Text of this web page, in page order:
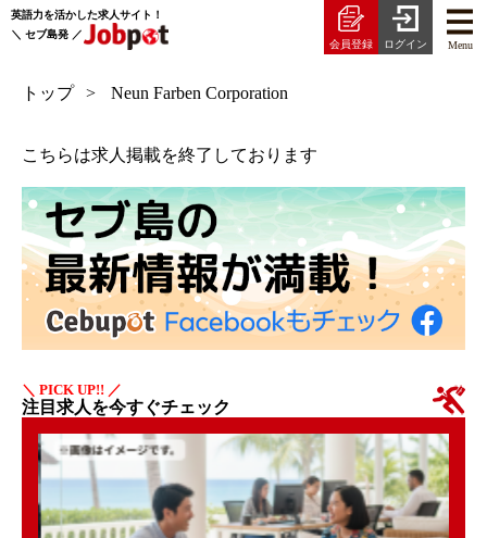
＼ セブ島発 ／
英語力を活かした求人サイト！
Menu
会員登録 ログイン
トップ Neun Farben Corporation
こちらは求人掲載を終了しております
＼ PICK UP!! ／
注目求人を今すぐチェック